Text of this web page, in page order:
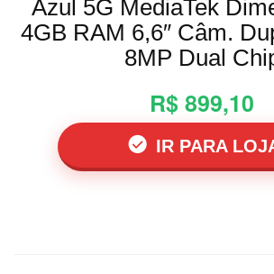
Azul 5G MediaTek
4GB RAM 6,6″ Câm.
8MP Dual
R$ 899,10
IR PARA